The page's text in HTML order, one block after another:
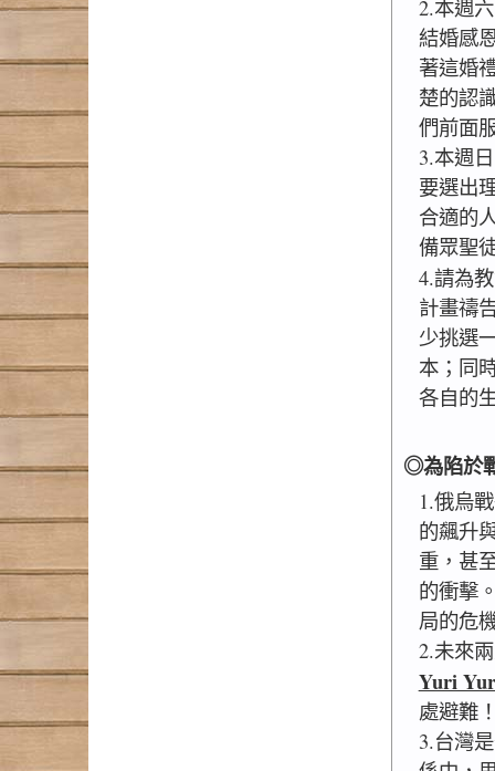
2.本週
結婚感
著這婚
楚的認
們前面
3.本週
要選出
合適的
備眾聖
4.請為
計畫禱
少挑選
本；同
各自的
◎為陷於
1.俄烏
的飆升
重，甚
的衝擊
局的危
2.未來
Yuri
處避難
3.台灣